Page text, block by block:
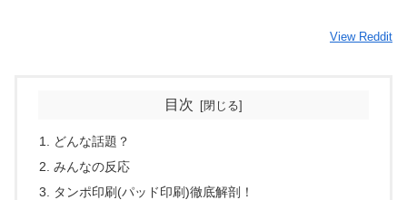
View Reddit
目次
どんな話題？
みんなの反応
タンポ印刷(パッド印刷)徹底解剖！